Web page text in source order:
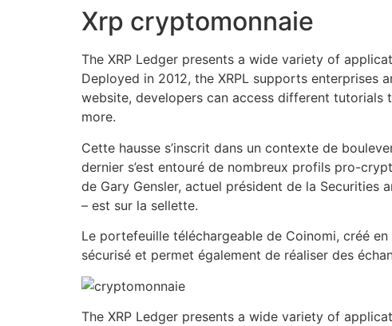
Xrp cryptomonnaie
The XRP Ledger presents a wide variety of
Deployed in 2012, the XRPL supports
website, developers can access different
more.
Cette hausse s’inscrit dans un contexte de
dernier s’est entouré de nombreux profils pro-
de Gary Gensler, actuel président de la Securities
– est sur la sellette.
Le portefeuille téléchargeable de Coinomi, créé en
sécurisé et permet également de réaliser des
The XRP Ledger presents a wide variety of